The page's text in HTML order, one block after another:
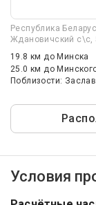
Республика
Ждановичский с\с,
19.8 кмдо Минска
25.0 кмдо
Поблизости:
Условия